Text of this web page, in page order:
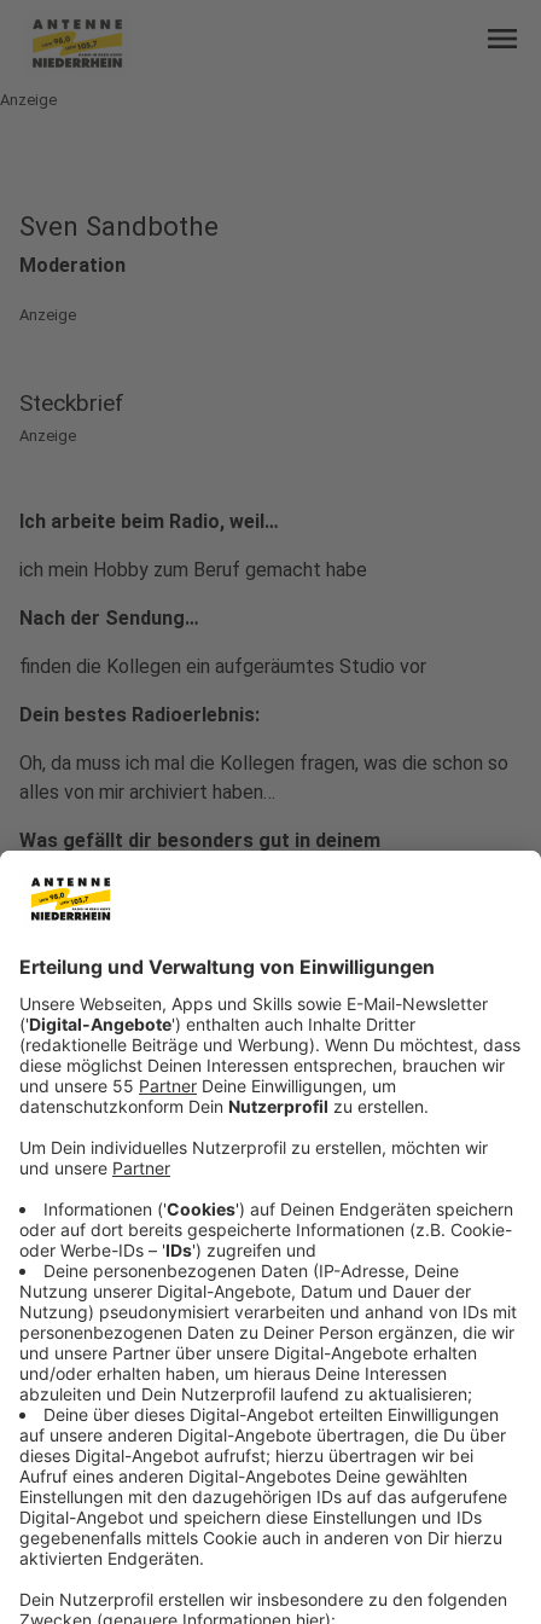
menu
Anzeige
Sven Sandbothe
Moderation
Anzeige
Steckbrief
Anzeige
Ich arbeite beim Radio, weil…
ich mein Hobby zum Beruf gemacht habe
Nach der Sendung…
finden die Kollegen ein aufgeräumtes Studio vor
Dein bestes Radioerlebnis:
Oh, da muss ich mal die Kollegen fragen, was die schon so
alles von mir archiviert haben…
Was gefällt dir besonders gut in deinem
Wir sind wie ein Schweizer Uhrwerk – ein Zahnrad greift ins
Wenn ich frei habe, mache ich am liebsten…
ausschlafen
Welche Musik hörst du am liebsten (Songs, Bands,
Künstler):
Alles was das Radio oder der Streamingdienst gerade so
hergibt, ich bin da flexibel…
Dein Lebensmotto:
Live your life
Worüber kannst du lachen?
Über mich selbst und das oft und gerne
Dein schönstes Urlaubsziel:
Die schönen Seiten von Mallorca, fernab vom Ballermann
Wenn ich Sport mache, dann am liebsten…